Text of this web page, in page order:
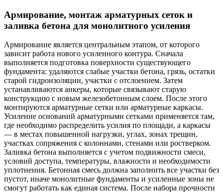
Армирование, монтаж арматурных сеток и
заливка бетона для монолитного усиления
Армирование является центральным этапом, от которого
зависит работа нового усиленного контура. Сначала
выполняется подготовка поверхности существующего
фундамента: удаляются слабые участки бетона, грязь, остатки
старой гидроизоляции, участки с отслоением. Затем
устанавливаются анкеры, которые связывают старую
конструкцию с новым железобетонным слоем. После этого
монтируются арматурные сетки или арматурные каркасы.
Усиление оснований арматурными сетками применяется там,
где необходимо распределить усилия по площади, а каркасы
— в местах повышенной нагрузки, углах, зонах трещин,
участках сопряжения с колоннами, стенами или ростверком.
Заливка бетона выполняется с учетом подвижности смеси,
условий доступа, температуры, влажности и необходимости
уплотнения. Бетонная смесь должна заполнить все участки без
пустот, иначе монолитные фундаменты и усиленные зоны не
смогут работать как единая система. После набора прочности